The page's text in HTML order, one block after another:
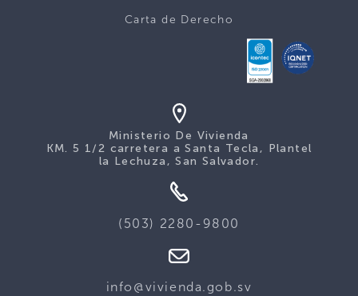
Carta de Derecho
Ministerio De Vivienda
KM. 5 1/2 carretera a Santa Tecla, Plantel
la Lechuza, San Salvador.
(503) 2280-9800
info@vivienda.gob.sv